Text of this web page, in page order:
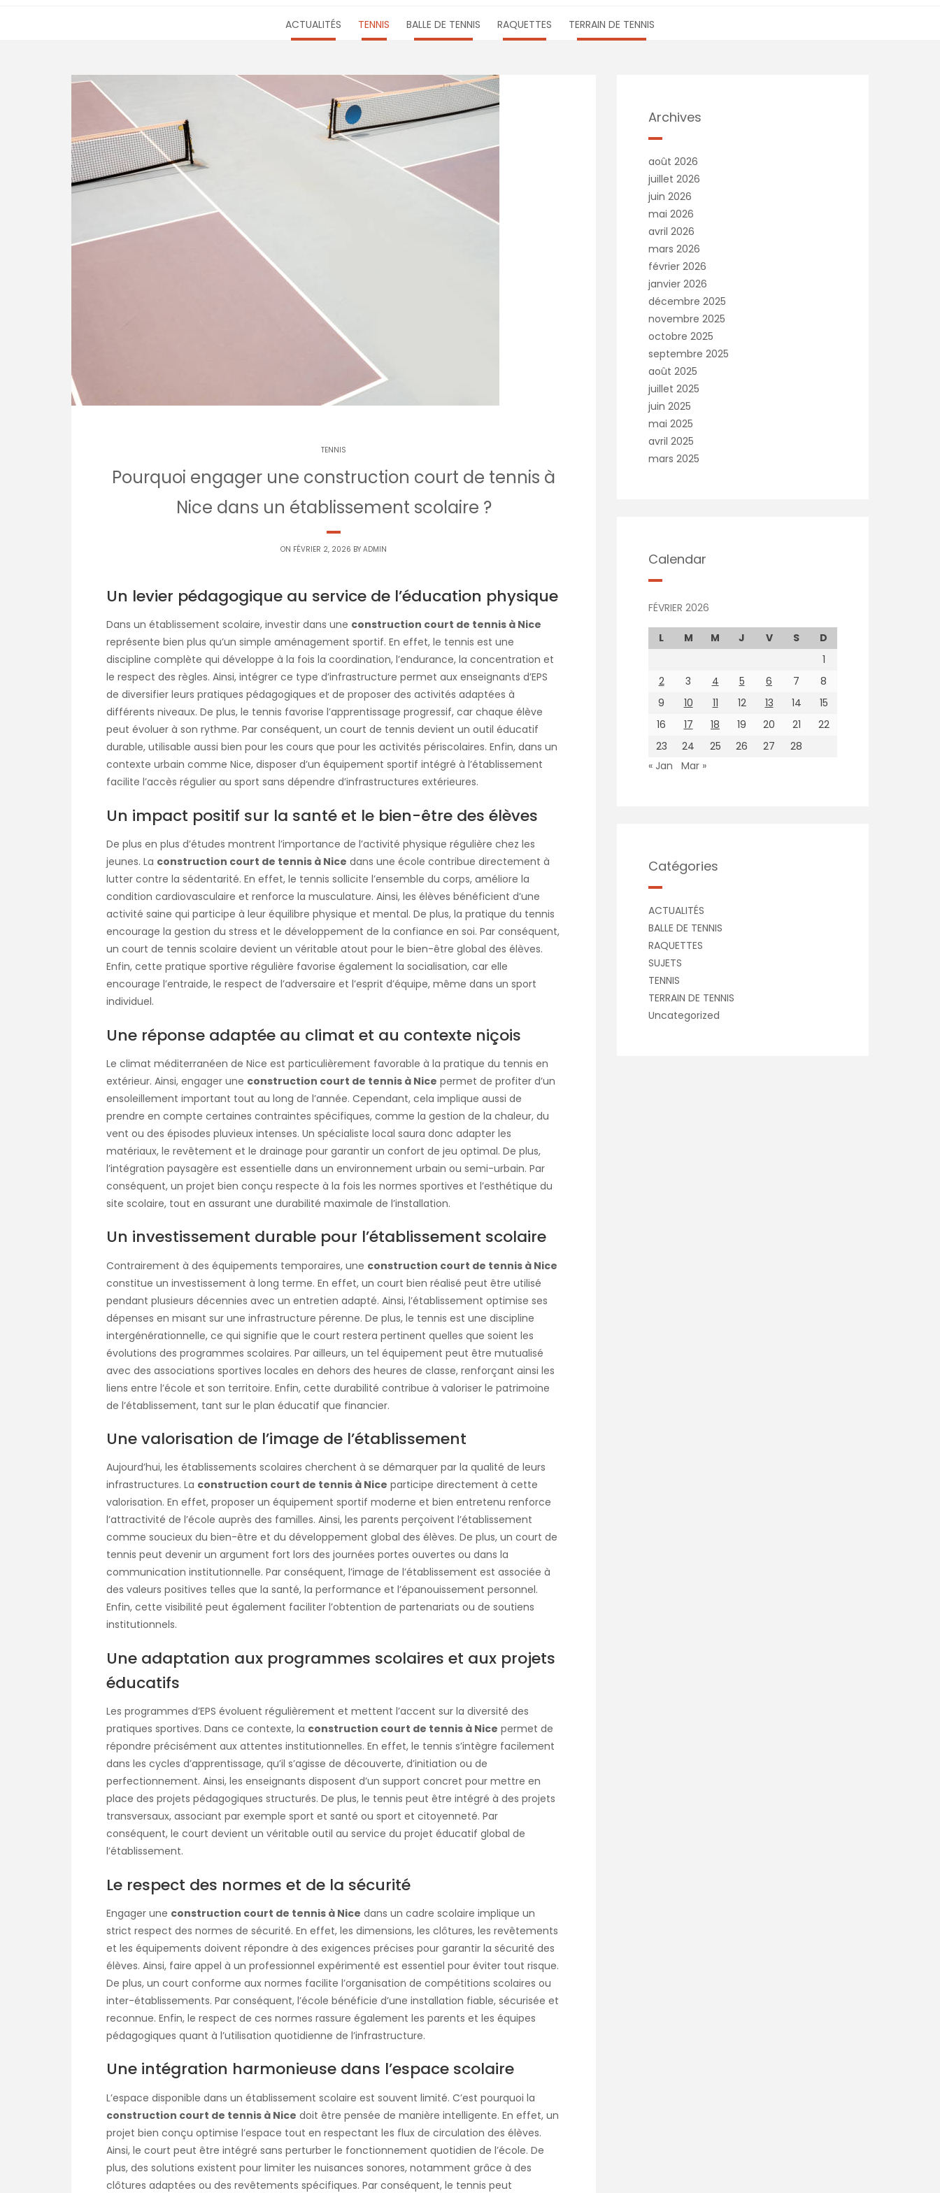
ACTUALITÉS TENNIS BALLE DE TENNIS RAQUETTES TERRAIN DE TENNIS
TENNIS
Pourquoi engager une construction court de tennis à
Nice dans un établissement scolaire ?
ON FÉVRIER 2, 2026 BY ADMIN
Un levier pédagogique au service de l’éducation physique
Dans un établissement scolaire, investir dans une construction court de tennis à Nice
représente bien plus qu’un simple aménagement sportif. En effet, le tennis est une
discipline complète qui développe à la fois la coordination, l’endurance, la concentration et
le respect des règles. Ainsi, intégrer ce type d’infrastructure permet aux enseignants d’EPS
de diversifier leurs pratiques pédagogiques et de proposer des activités adaptées à
différents niveaux. De plus, le tennis favorise l’apprentissage progressif, car chaque élève
peut évoluer à son rythme. Par conséquent, un court de tennis devient un outil éducatif
durable, utilisable aussi bien pour les cours que pour les activités périscolaires. Enfin, dans un
contexte urbain comme Nice, disposer d’un équipement sportif intégré à l’établissement
facilite l’accès régulier au sport sans dépendre d’infrastructures extérieures.
Un impact positif sur la santé et le bien-être des élèves
De plus en plus d’études montrent l’importance de l’activité physique régulière chez les
jeunes. La construction court de tennis à Nice dans une école contribue directement à
lutter contre la sédentarité. En effet, le tennis sollicite l’ensemble du corps, améliore la
condition cardiovasculaire et renforce la musculature. Ainsi, les élèves bénéficient d’une
activité saine qui participe à leur équilibre physique et mental. De plus, la pratique du tennis
encourage la gestion du stress et le développement de la confiance en soi. Par conséquent,
un court de tennis scolaire devient un véritable atout pour le bien-être global des élèves.
Enfin, cette pratique sportive régulière favorise également la socialisation, car elle
encourage l’entraide, le respect de l’adversaire et l’esprit d’équipe, même dans un sport
individuel.
Une réponse adaptée au climat et au contexte niçois
Le climat méditerranéen de Nice est particulièrement favorable à la pratique du tennis en
extérieur. Ainsi, engager une construction court de tennis à Nice permet de profiter d’un
ensoleillement important tout au long de l’année. Cependant, cela implique aussi de
prendre en compte certaines contraintes spécifiques, comme la gestion de la chaleur, du
vent ou des épisodes pluvieux intenses. Un spécialiste local saura donc adapter les
matériaux, le revêtement et le drainage pour garantir un confort de jeu optimal. De plus,
l’intégration paysagère est essentielle dans un environnement urbain ou semi-urbain. Par
conséquent, un projet bien conçu respecte à la fois les normes sportives et l’esthétique du
site scolaire, tout en assurant une durabilité maximale de l’installation.
Un investissement durable pour l’établissement scolaire
Contrairement à des équipements temporaires, une construction court de tennis à Nice
constitue un investissement à long terme. En effet, un court bien réalisé peut être utilisé
pendant plusieurs décennies avec un entretien adapté. Ainsi, l’établissement optimise ses
dépenses en misant sur une infrastructure pérenne. De plus, le tennis est une discipline
intergénérationnelle, ce qui signifie que le court restera pertinent quelles que soient les
évolutions des programmes scolaires. Par ailleurs, un tel équipement peut être mutualisé
avec des associations sportives locales en dehors des heures de classe, renforçant ainsi les
liens entre l’école et son territoire. Enfin, cette durabilité contribue à valoriser le patrimoine
de l’établissement, tant sur le plan éducatif que financier.
Une valorisation de l’image de l’établissement
Aujourd’hui, les établissements scolaires cherchent à se démarquer par la qualité de leurs
infrastructures. La construction court de tennis à Nice participe directement à cette
valorisation. En effet, proposer un équipement sportif moderne et bien entretenu renforce
l’attractivité de l’école auprès des familles. Ainsi, les parents perçoivent l’établissement
comme soucieux du bien-être et du développement global des élèves. De plus, un court de
tennis peut devenir un argument fort lors des journées portes ouvertes ou dans la
communication institutionnelle. Par conséquent, l’image de l’établissement est associée à
des valeurs positives telles que la santé, la performance et l’épanouissement personnel.
Enfin, cette visibilité peut également faciliter l’obtention de partenariats ou de soutiens
institutionnels.
Une adaptation aux programmes scolaires et aux projets
éducatifs
Les programmes d’EPS évoluent régulièrement et mettent l’accent sur la diversité des
pratiques sportives. Dans ce contexte, la construction court de tennis à Nice permet de
répondre précisément aux attentes institutionnelles. En effet, le tennis s’intègre facilement
dans les cycles d’apprentissage, qu’il s’agisse de découverte, d’initiation ou de
perfectionnement. Ainsi, les enseignants disposent d’un support concret pour mettre en
place des projets pédagogiques structurés. De plus, le tennis peut être intégré à des projets
transversaux, associant par exemple sport et santé ou sport et citoyenneté. Par
conséquent, le court devient un véritable outil au service du projet éducatif global de
l’établissement.
Le respect des normes et de la sécurité
Engager une construction court de tennis à Nice dans un cadre scolaire implique un
strict respect des normes de sécurité. En effet, les dimensions, les clôtures, les revêtements
et les équipements doivent répondre à des exigences précises pour garantir la sécurité des
élèves. Ainsi, faire appel à un professionnel expérimenté est essentiel pour éviter tout risque.
De plus, un court conforme aux normes facilite l’organisation de compétitions scolaires ou
inter-établissements. Par conséquent, l’école bénéficie d’une installation fiable, sécurisée et
reconnue. Enfin, le respect de ces normes rassure également les parents et les équipes
pédagogiques quant à l’utilisation quotidienne de l’infrastructure.
Une intégration harmonieuse dans l’espace scolaire
L’espace disponible dans un établissement scolaire est souvent limité. C’est pourquoi la
construction court de tennis à Nice doit être pensée de manière intelligente. En effet, un
projet bien conçu optimise l’espace tout en respectant les flux de circulation des élèves.
Ainsi, le court peut être intégré sans perturber le fonctionnement quotidien de l’école. De
plus, des solutions existent pour limiter les nuisances sonores, notamment grâce à des
clôtures adaptées ou des revêtements spécifiques. Par conséquent, le tennis peut
Archives
août 2026
juillet 2026
juin 2026
mai 2026
avril 2026
mars 2026
février 2026
janvier 2026
décembre 2025
novembre 2025
octobre 2025
septembre 2025
août 2025
juillet 2025
juin 2025
mai 2025
avril 2025
mars 2025
Calendar
FÉVRIER 2026
L M M J V S
D
1
2
3 4 5 6 7
8
9
10 11 12 13 14
15
16
17 18 19 20 21
22
23
24 25 26 27
28
« Jan
Mar »
Catégories
ACTUALITÉS
BALLE DE TENNIS
RAQUETTES
SUJETS
TENNIS
TERRAIN DE TENNIS
Uncategorized